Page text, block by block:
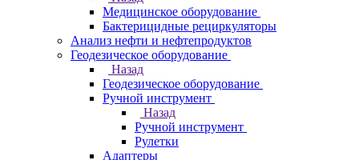
Медицинское оборудование
Бактерицидные рециркуляторы
Анализ нефти и нефтепродуктов
Геодезическое оборудование
Назад
Геодезическое оборудование
Ручной инструмент
Назад
Ручной инструмент
Рулетки
Адаптеры